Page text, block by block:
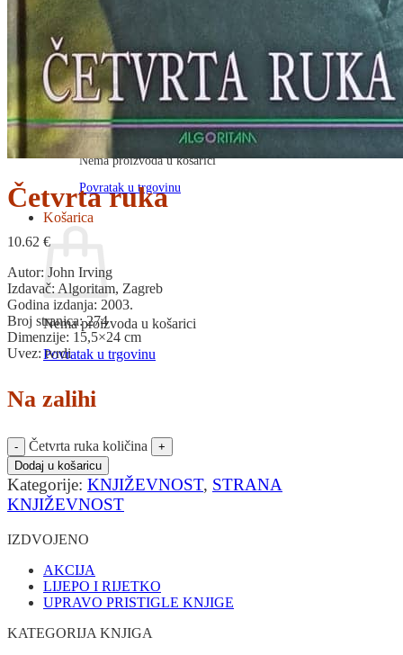
Nema proizvoda u košarici
Povratak u trgovinu
Košarica
Nema proizvoda u košarici
Povratak u trgovinu
Četvrta ruka
10.62 €
Autor: John Irving
Izdavač: Algoritam, Zagreb
Godina izdanja: 2003.
Broj stranica: 274
Dimenzije: 15,5×24 cm
Uvez: tvrdi
Na zalihi
Četvrta ruka količina
Dodaj u košaricu
Kategorije: KNJIŽEVNOST, STRANA
KNJIŽEVNOST
IZDVOJENO
AKCIJA
LIJEPO I RIJETKO
UPRAVO PRISTIGLE KNJIGE
KATEGORIJA KNJIGA